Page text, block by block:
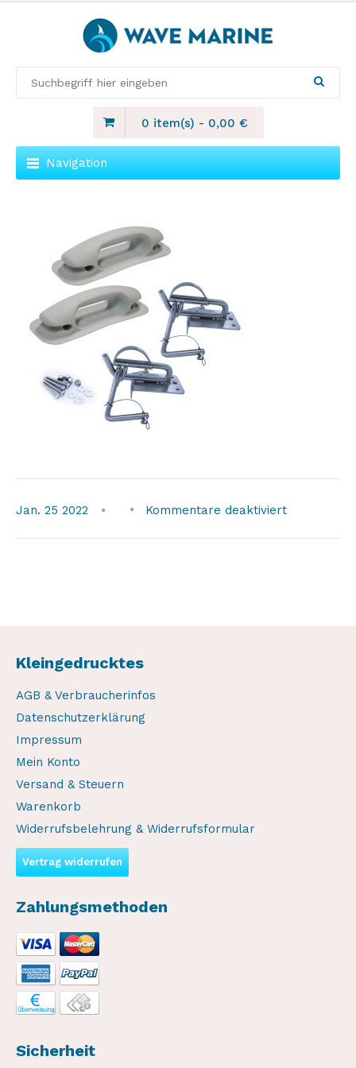
0 item(s) - 0,00 €
Navigation
Jan. 25 2022 Kommentare deaktiviertfür
Kleingedrucktes
AGB & Verbraucherinfos
Datenschutzerklärung
Impressum
Mein Konto
Versand & Steuern
Warenkorb
Widerrufsbelehrung & Widerrufsformular
Vertrag widerrufen
Zahlungsmethoden
Sicherheit